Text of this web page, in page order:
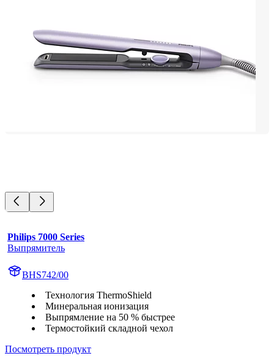
Philips 7000 Series
Выпрямитель
BHS742/00
Технология ThermoShield
Минеральная ионизация
Выпрямление на 50 % быстрее
Термостойкий складной чехол
Посмотреть продукт